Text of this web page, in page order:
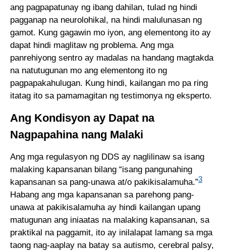
ang pagpapatunay ng ibang dahilan, tulad ng hindi
pagganap na neurolohikal, na hindi malulunasan ng
gamot. Kung gagawin mo iyon, ang elementong ito ay
dapat hindi maglitaw ng problema. Ang mga
panrehiyong sentro ay madalas na handang magtakda
na natutugunan mo ang elementong ito ng
pagpapakahulugan. Kung hindi, kailangan mo pa ring
itatag ito sa pamamagitan ng testimonya ng eksperto.
Ang Kondisyon ay Dapat na
Nagpapahina nang Malaki
Ang mga regulasyon ng DDS ay naglilinaw sa isang
malaking kapansanan bilang “isang pangunahing
kapansanan sa pang-unawa at/o pakikisalamuha.”3
Habang ang mga kapansanan sa parehong pang-
unawa at pakikisalamuha ay hindi kailangan upang
matugunan ang iniaatas na malaking kapansanan, sa
praktikal na paggamit, ito ay inilalapat lamang sa mga
taong nag-aaplay na batay sa autismo, cerebral palsy,